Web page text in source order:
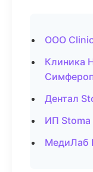
ООО
Клиника
Дентал
ИП
МедиЛаб